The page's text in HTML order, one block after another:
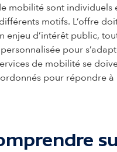
mobilité sont individuels
motifs. L’offre
enjeu d’intérêt public,
pour
de mobilité se
pour répondre à